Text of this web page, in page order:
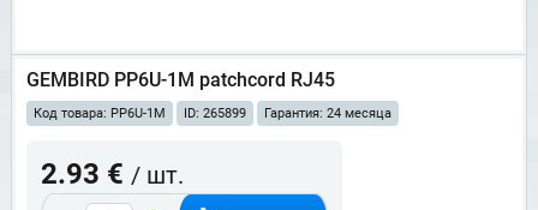
GEMBIRD PP6U-1M patchcord RJ45
Код товара: PP6U-1M ID: 265899 Гарантия: 24 месяца
2.93 € / шт.